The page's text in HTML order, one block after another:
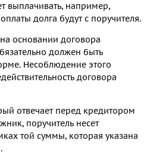
выплачивать, например,
долга будут с поручителя.
основании договора
должен быть
Несоблюдение этого
договора
отвечает перед кредитором
поручитель несет
той суммы, которая указана